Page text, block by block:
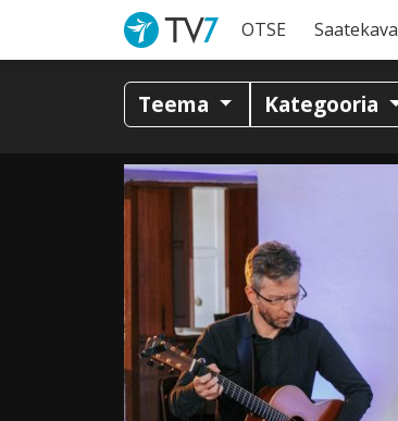
OTSE Saatekava
Teema Kategooria